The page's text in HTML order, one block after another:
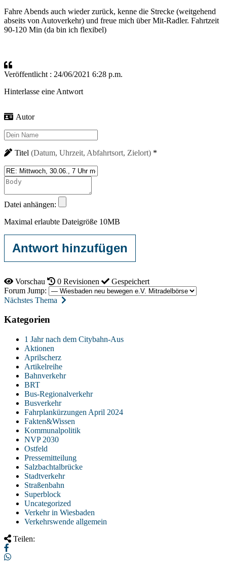
Fahre Abends auch wieder zurück, kenne die Strecke (weitgehend
abseits von Autoverkehr) und freue mich über Mit-Radler. Fahrtzeit
90-120 Min (da bin ich flexibel)
Veröffentlicht : 24/06/2021 6:28 p.m.
Hinterlasse eine Antwort
Autor
Titel *
Datei anhängen:
Maximal erlaubte Dateigröße 10MB
Vorschau 0 Revisionen
Gespeichert
Forum Jump:
Nächstes Thema
Kategorien
1 Jahr nach dem Citybahn-Aus
Aktionen
Aprilscherz
Artikelreihe
Bahnverkehr
BRT
Bus-Regionalverkehr
Busverkehr
Fahrplankürzungen April 2024
Fakten&Wissen
Kommunalpolitik
NVP 2030
Ostfeld
Pressemitteilung
Salzbachtalbrücke
Stadtverkehr
Straßenbahn
Superblock
Uncategorized
Verkehr in Wiesbaden
Verkehrswende allgemein
Teilen: